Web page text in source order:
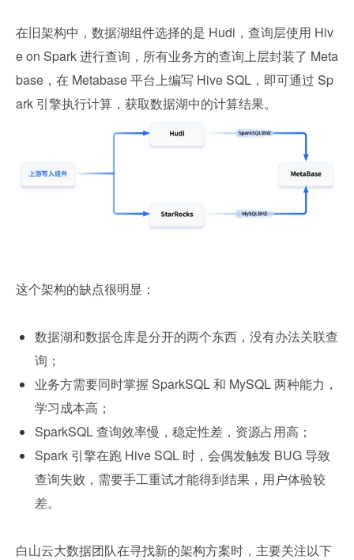
在旧架构中，数据湖组件选择的是 Hudi，查询层使用 Hiv
e on Spark 进行查询，所有业务方的查询上层封装了 Meta
base，在 Metabase 平台上编写 Hive SQL，即可通过 Sp
ark 引擎执行计算，获取数据湖中的计算结果。
这个架构的缺点很明显：
数据湖和数据仓库是分开的两个东西，没有办法关联查
询；
业务方需要同时掌握 SparkSQL 和 MySQL 两种能力，
学习成本高；
SparkSQL 查询效率慢，稳定性差，资源占用高；
Spark 引擎在跑 Hive SQL 时，会偶发触发 BUG 导致
查询失败，需要手工重试才能得到结果，用户体验较
差。
白山云大数据团队在寻找新的架构方案时，主要关注以下